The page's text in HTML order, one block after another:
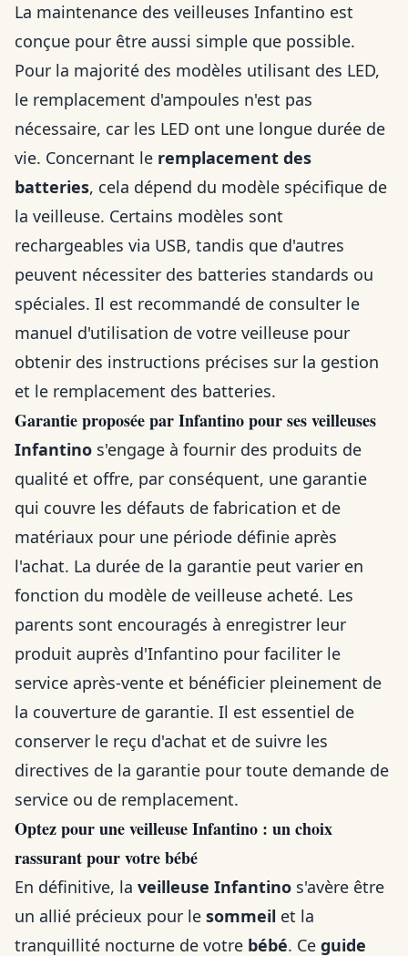
La maintenance des veilleuses Infantino est
conçue pour être aussi simple que possible.
Pour la majorité des modèles utilisant des LED,
le remplacement d'ampoules n'est pas
nécessaire, car les LED ont une longue durée de
vie. Concernant le remplacement des
batteries, cela dépend du modèle spécifique de
la veilleuse. Certains modèles sont
rechargeables via USB, tandis que d'autres
peuvent nécessiter des batteries standards ou
spéciales. Il est recommandé de consulter le
manuel d'utilisation de votre veilleuse pour
obtenir des instructions précises sur la gestion
et le remplacement des batteries.
Garantie proposée par Infantino pour ses veilleuses
Infantino s'engage à fournir des produits de
qualité et offre, par conséquent, une garantie
qui couvre les défauts de fabrication et de
matériaux pour une période définie après
l'achat. La durée de la garantie peut varier en
fonction du modèle de veilleuse acheté. Les
parents sont encouragés à enregistrer leur
produit auprès d'Infantino pour faciliter le
service après-vente et bénéficier pleinement de
la couverture de garantie. Il est essentiel de
conserver le reçu d'achat et de suivre les
directives de la garantie pour toute demande de
service ou de remplacement.
Optez pour une veilleuse Infantino : un choix
rassurant pour votre bébé
En définitive, la veilleuse Infantino s'avère être
un allié précieux pour le sommeil et la
tranquillité nocturne de votre bébé. Ce guide